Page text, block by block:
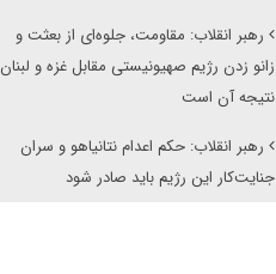
رهبر انقلاب: مقاومت، جلوه‌ای از بعثت و
زانو زدن رژیم صهیونیستی مقابل غزه و لبنان
نتیجه آن است
رهبر انقلاب: حکم اعدام نتانیاهو و سران
جنایت‌کار این رژیم باید صادر شود